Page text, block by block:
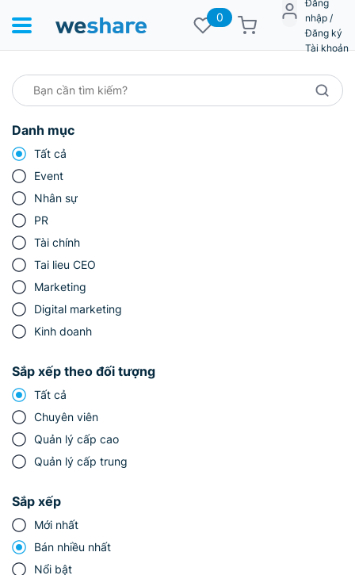
0
Đăng
nhập /
Đăng ký
Tài khoản
Danh mục
Tất cả
Event
Nhân sự
PR
Tài chính
Tai lieu CEO
Marketing
Digital marketing
Kinh doanh
Sắp xếp theo đối tượng
Tất cả
Chuyên viên
Quản lý cấp cao
Quản lý cấp trung
Sắp xếp
Mới nhất
Bán nhiều nhất
Nổi bật